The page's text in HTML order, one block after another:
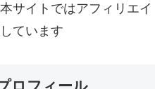
サイトではアフィリエイ
ています